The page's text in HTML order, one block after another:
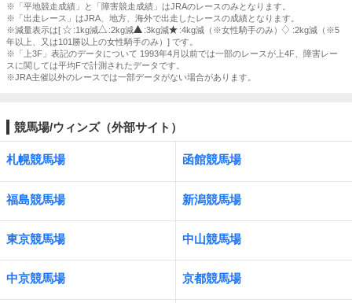
※「平地競走成績」と「障害競走成績」はJRAのレースのみとなります。
※「出走レース」はJRA、地方、海外で出走したレースの成績となります。
※減量表示は[
:1kg減 :2kg減 :3kg減 :4kg減（※女性騎手のみ）
:2kg減（※5
年以上、又は101勝以上の女性騎手のみ）] です。
※「上3F」表記のデータについて 1993年4月以前では一部のレースが上4F、障害レー
スに関しては平均Fで計測されたデータです。
※JRA主催以外のレースでは一部データがない場合があります。
競馬場/ウィンズ（外部サイト）
札幌競馬場 函館競馬場
福島競馬場 新潟競馬場
東京競馬場 中山競馬場
中京競馬場 京都競馬場